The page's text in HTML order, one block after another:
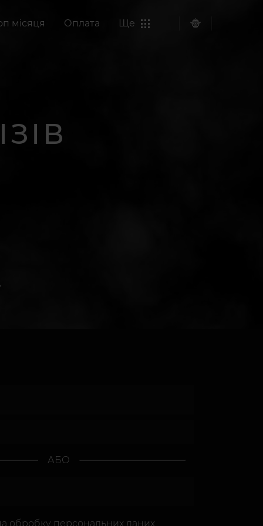
місяця Оплата Ще
АБО
обробку персональних даних